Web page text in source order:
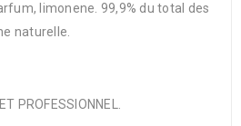
limonene. 99,9% du total des
naturelle.
PROFESSIONNEL.